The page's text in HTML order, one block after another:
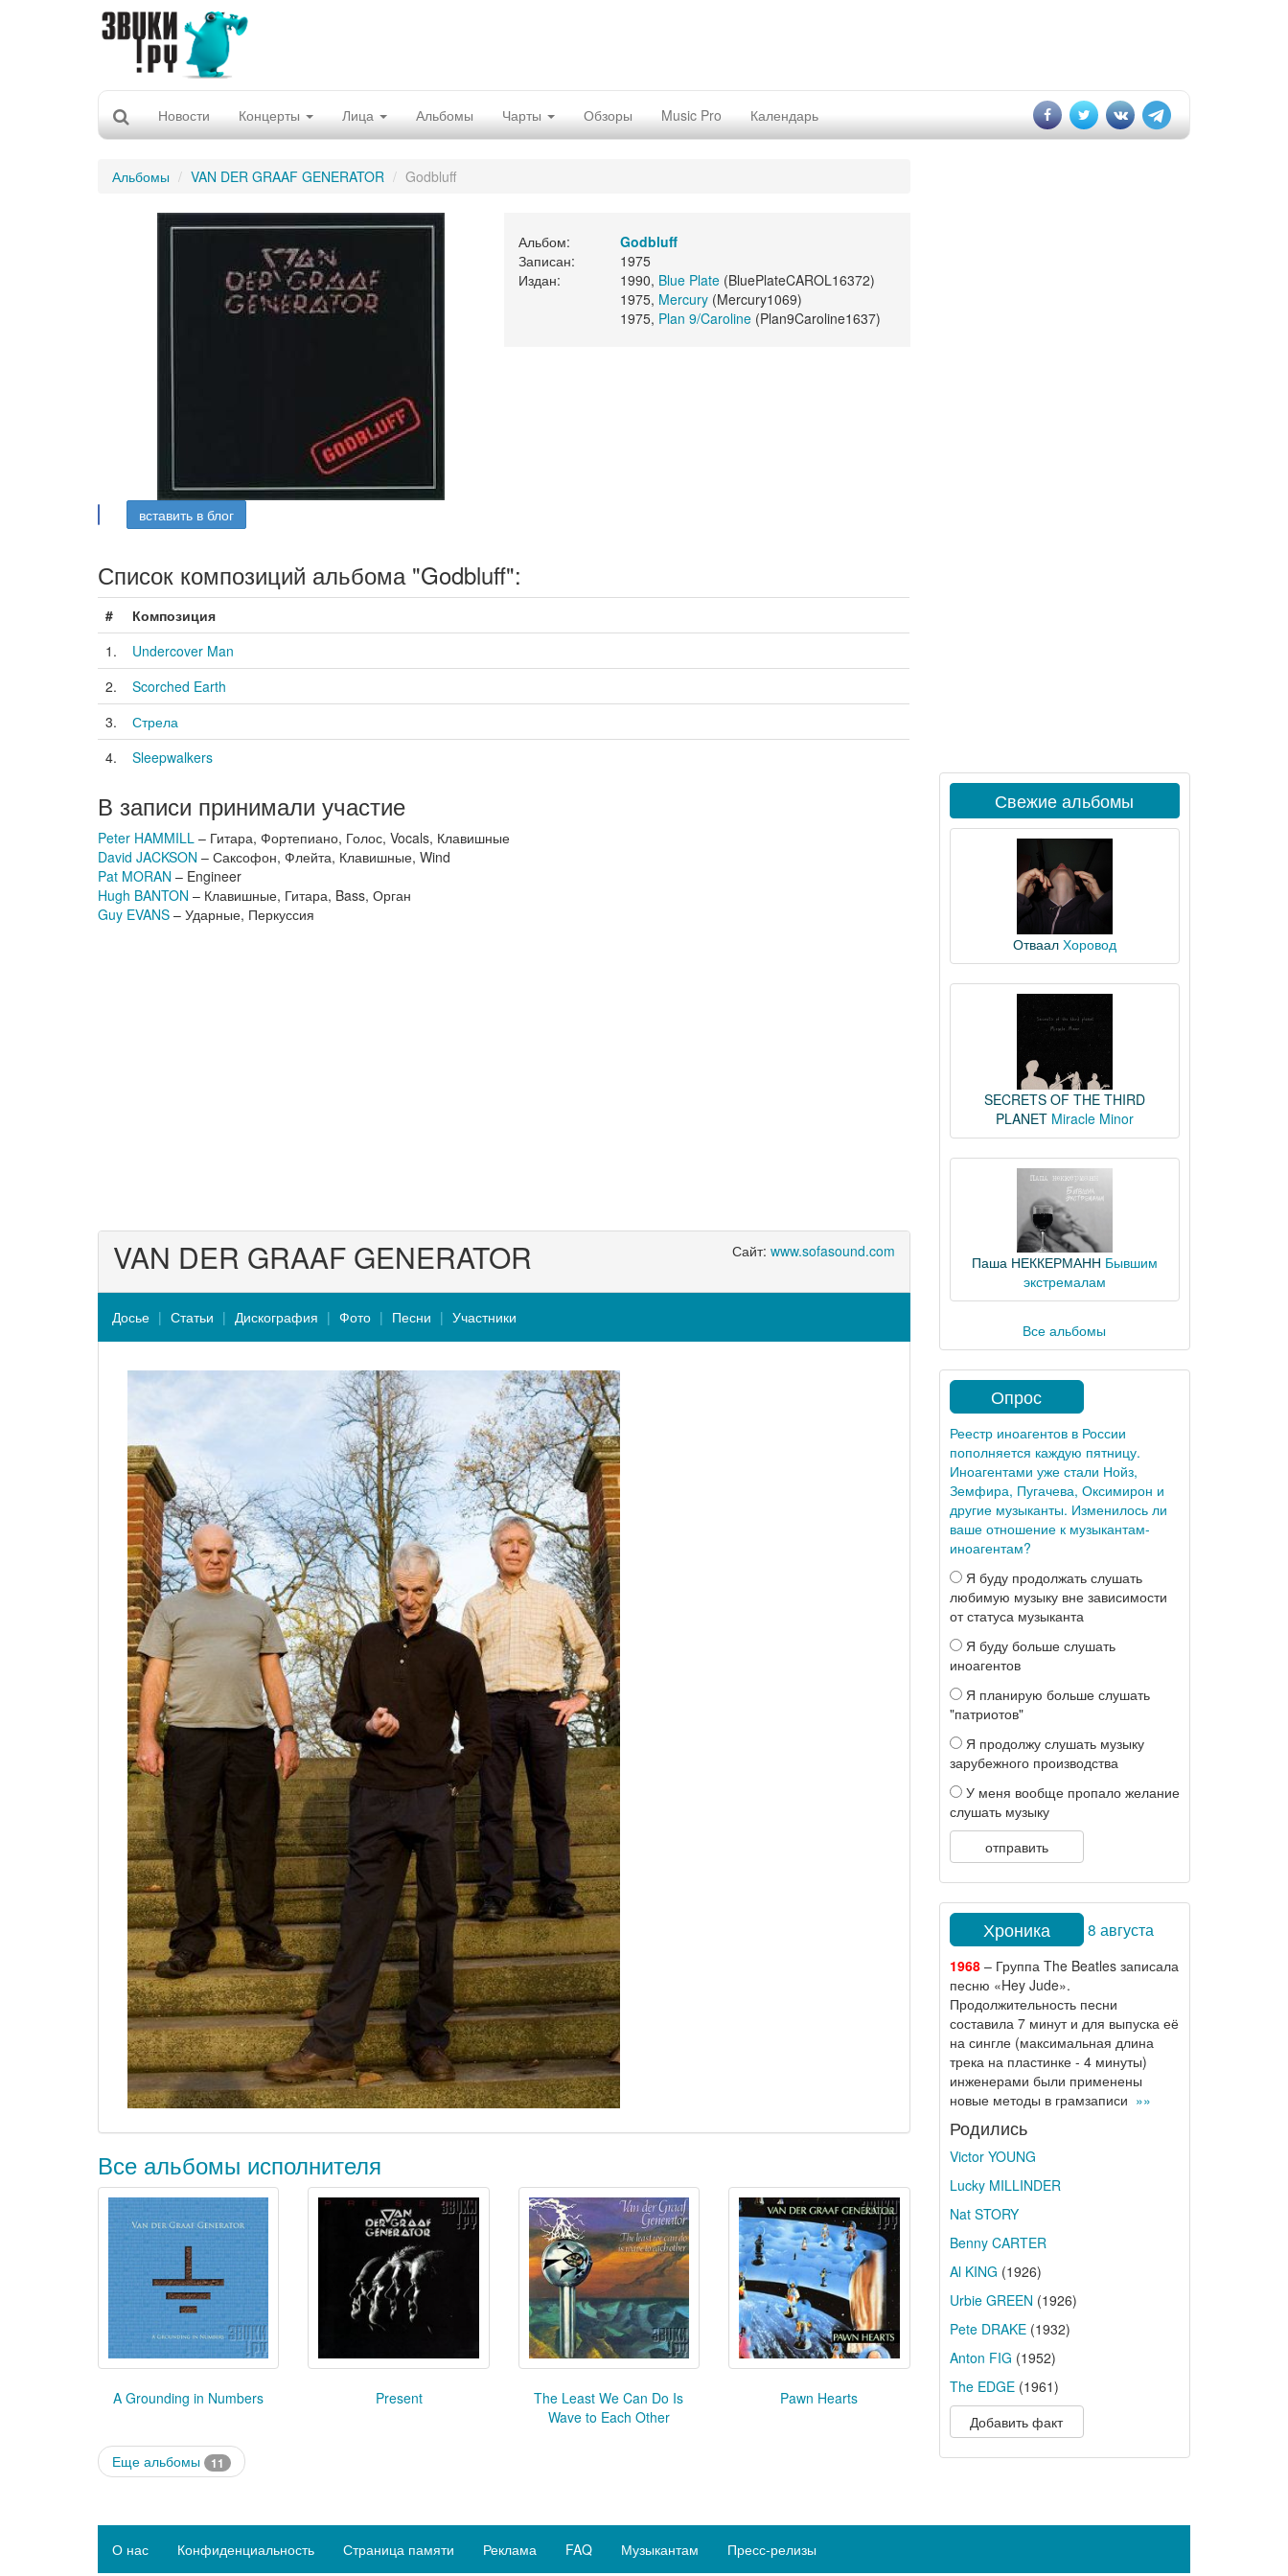
Новости Концерты Лица Альбомы Чарты Обзоры Music Pro Календарь
Альбомы VAN DER GRAAF GENERATOR Godbluff
Альбом:
Godbluff
Записан:
1975
Издан:
1990, Blue Plate(BluePlateCAROL16372)
1975, Mercury(Mercury1069)
1975, Plan 9/Caroline(Plan9Caroline1637)
вставить в блог
Список композиций альбома "Godbluff":
#
Композиция
1.
Undercover Man
2.
Scorched Earth
3.
Стрела
4.
Sleepwalkers
В записи принимали участие
Peter HAMMILL – Гитара, Фортепиано, Голос, Vocals, Клавишные
David JACKSON – Саксофон, Флейта, Клавишные, Wind
Pat MORAN – Engineer
Hugh BANTON – Клавишные, Гитара, Bass, Орган
Guy EVANS – Ударные, Перкуссия
Сайт: www.sofasound.com
VAN DER GRAAF GENERATOR
Досье Статьи Дискография Фото Песни Участники
Все альбомы исполнителя
A Grounding in Numbers Present
The Least We Can Do Is
Wave to Each Other
Pawn Hearts
Еще альбомы 11
Свежие альбомы
Отваал Хоровод
SECRETS OF THE THIRD
PLANET Miracle Minor
Паша НЕККЕРМАНН Бывшим
экстремалам
Все альбомы
Опрос
Реестр иноагентов в России
пополняется каждую пятницу.
Иноагентами уже стали Нойз,
Земфира, Пугачева, Оксимирон и
другие музыканты. Изменилось ли
ваше отношение к музыкантам-
иноагентам?
Я буду продолжать слушать
любимую музыку вне зависимости
от статуса музыканта
Я буду больше слушать
иноагентов
Я планирую больше слушать
"патриотов"
Я продолжу слушать музыку
зарубежного производства
У меня вообще пропало желание
слушать музыку
отправить
Хроника 8 августа
1968– Группа The Beatles записала
песню «Hey Jude».
Продолжительность песни
составила 7 минут и для выпуска её
на сингле (максимальная длина
трека на пластинке - 4 минуты)
инженерами были применены
новые методы в грамзаписи »»
Родились
Victor YOUNG
Lucky MILLINDER
Nat STORY
Benny CARTER
Al KING (1926)
Urbie GREEN (1926)
Pete DRAKE(1932)
Anton FIG (1952)
The EDGE(1961)
Добавить факт
О нас Конфиденциальность Страница памяти Реклама FAQ Музыкантам Пресс-релизы